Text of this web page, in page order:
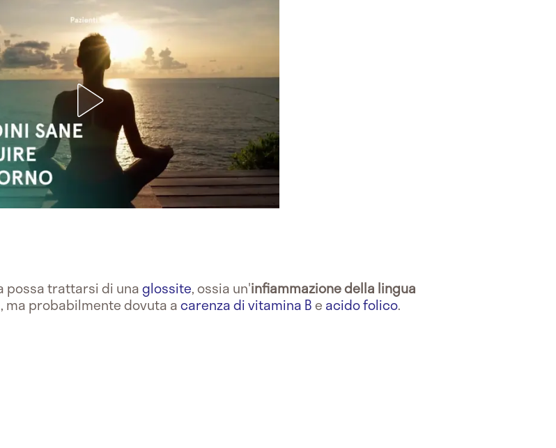
possa trattarsi di unaglossite, ossia un'infiammazione della lingua
ma probabilmente dovuta acarenza di vitamina Be acido folico.